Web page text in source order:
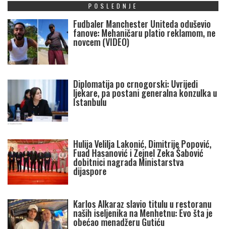
POSLEDNJE
Fudbaler Manchester Uniteda oduševio
fanove: Mehaničaru platio reklamom, ne
novcem (VIDEO)
Diplomatija po crnogorski: Uvrijedi
ljekare, pa postani generalna konzulka u
Istanbulu
Hulija Velilja Lakonić, Dimitrije Popović,
Fuad Hasanović i Zejnel Zeka Šabović
dobitnici nagrada Ministarstva
dijaspore
Karlos Alkaraz slavio titulu u restoranu
naših iseljenika na Menhetnu: Evo šta je
obećao menadžeru Gutiću